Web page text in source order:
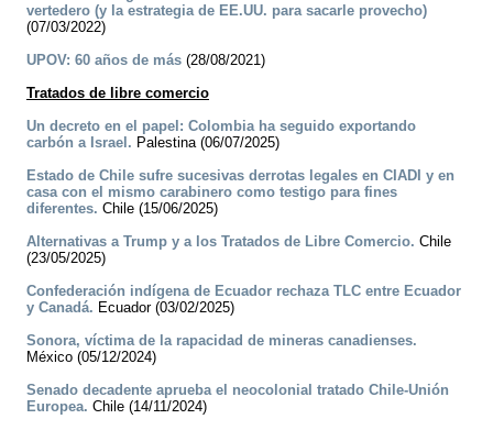
vertedero (y la estrategia de EE.UU. para sacarle provecho)
(07/03/2022)
UPOV: 60 años de más (28/08/2021)
Tratados de libre comercio
Un decreto en el papel: Colombia ha seguido exportando
carbón a Israel. Palestina (06/07/2025)
Estado de Chile sufre sucesivas derrotas legales en CIADI y en
casa con el mismo carabinero como testigo para fines
diferentes. Chile (15/06/2025)
Alternativas a Trump y a los Tratados de Libre Comercio. Chile
(23/05/2025)
Confederación indígena de Ecuador rechaza TLC entre Ecuador
y Canadá. Ecuador (03/02/2025)
Sonora, víctima de la rapacidad de mineras canadienses.
México (05/12/2024)
Senado decadente aprueba el neocolonial tratado Chile-Unión
Europea. Chile (14/11/2024)